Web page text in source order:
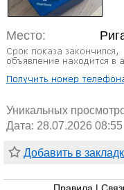
Место:
Уникальных
Дата: 28.07.2026 08:55
Добавить в